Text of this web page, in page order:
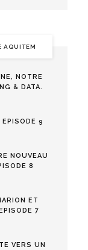
AQUITEM
NOTRE
& DATA.
EPISODE 9
NOUVEAU
8
ET
7
VERS UN